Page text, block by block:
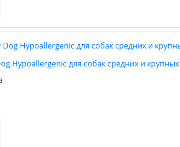
Hypoallergenic для собак средних и